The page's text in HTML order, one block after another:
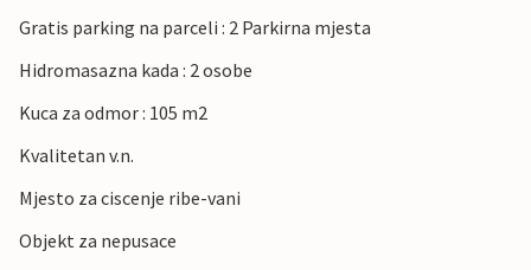
Gratis parking na parceli : 2 Parkirna mjesta
Hidromasazna kada : 2 osobe
Kuca za odmor : 105 m2
Kvalitetan v.n.
Mjesto za ciscenje ribe-vani
Objekt za nepusace